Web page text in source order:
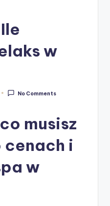
w
No Comments
musisz
i
w